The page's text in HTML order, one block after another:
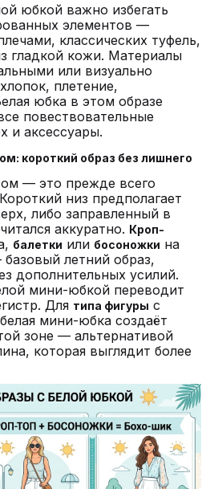
юбкой важно избегать
элементов —
классических туфель,
гладкой кожи. Материалы
или визуально
плетение,
юбка в этом образе
повествовательные
и аксессуары.
короткий образ без лишнего
— это прежде всего
низ предполагает
либо заправленный в
аккуратно. Кроп-
балетки или босоножки на
летний образ,
дополнительных усилий.
мини-юбкой переводит
Для типа фигуры с
мини-юбка создаёт
зоне — альтернативой
которая выглядит более